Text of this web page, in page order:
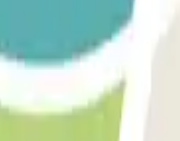
de la terminal